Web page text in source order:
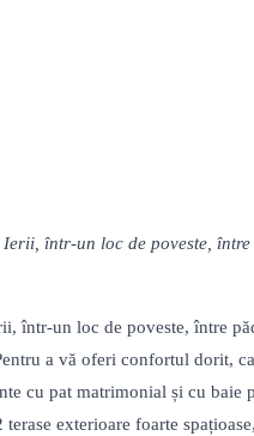
într-un loc de poveste,
într-un loc de poveste, între
a vă oferi confortul dorit,
cu pat matrimonial și cu baie
exterioare foarte